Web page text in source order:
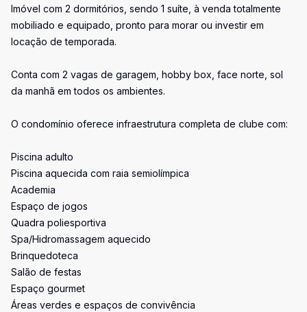
Imóvel com 2 dormitórios, sendo 1 suíte, à venda totalmente
mobiliado e equipado, pronto para morar ou investir em
locação de temporada.
Conta com 2 vagas de garagem, hobby box, face norte, sol
da manhã em todos os ambientes.
O condomínio oferece infraestrutura completa de clube com:
Piscina adulto
Piscina aquecida com raia semiolímpica
Academia
Espaço de jogos
Quadra poliesportiva
Spa/Hidromassagem aquecido
Brinquedoteca
Salão de festas
Espaço gourmet
Áreas verdes e espaços de convivência